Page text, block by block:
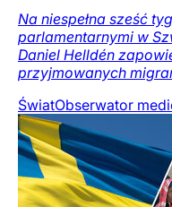
Na niespełna sześć
parlamentarnymi w
Daniel Helldén
przyjmowanych
ŚwiatObserwator